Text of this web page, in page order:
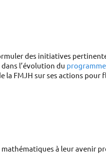
des initiatives
l’évolution du
la FMJH sur ses actions
à leur avenir